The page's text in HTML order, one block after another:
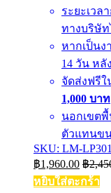
ระยะเวล
ทางบริษั
หากเป็นง
14 วัน ห
จัดส่งฟรี
1,000 บาท
นอกเขต
ตัวแทนข
SKU: LM-
฿1,960.00 ฿
หยิบใส่ตะกร้า